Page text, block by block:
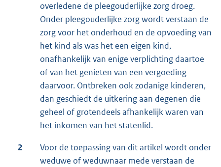
overledene de pleegouderlijke zorg droeg.
Onder pleegouderlijke zorg wordt verstaan de
zorg voor het onderhoud en de opvoeding van
het kind als was het een eigen kind,
onafhankelijk van enige verplichting daartoe
of van het genieten van een vergoeding
daarvoor. Ontbreken ook zodanige kinderen,
dan geschiedt de uitkering aan degenen die
geheel of grotendeels afhankelijk waren van
het inkomen van het statenlid.
2
Voor de toepassing van dit artikel wordt onder
weduwe of weduwnaar mede verstaan de